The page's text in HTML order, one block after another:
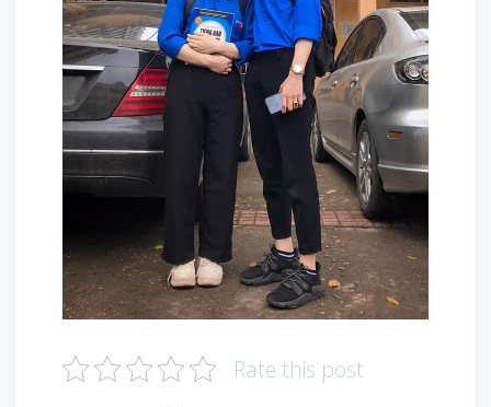
Rate this post